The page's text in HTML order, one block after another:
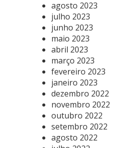
agosto 2023
julho 2023
junho 2023
maio 2023
abril 2023
março 2023
fevereiro 2023
janeiro 2023
dezembro 2022
novembro 2022
outubro 2022
setembro 2022
agosto 2022